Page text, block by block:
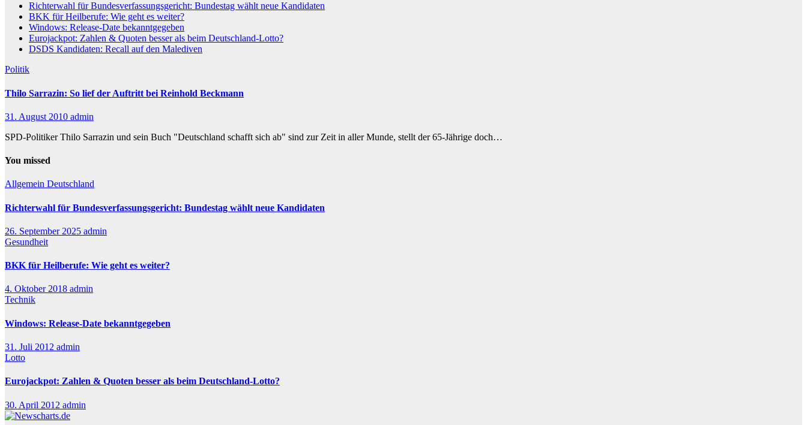
Richterwahl für Bundesverfassungsgericht: Bundestag wählt neue Kandidaten
BKK für Heilberufe: Wie geht es weiter?
Windows: Release-Date bekanntgegeben
Eurojackpot: Zahlen & Quoten besser als beim Deutschland-Lotto?
DSDS Kandidaten: Recall auf den Malediven
Politik
Thilo Sarrazin: So lief der Auftritt bei Reinhold Beckmann
31. August 2010 admin
SPD-Politiker Thilo Sarrazin und sein Buch "Deutschland schafft sich ab" sind zur Zeit in aller Munde, stellt der 65-Jährige doch…
You missed
Allgemein Deutschland
Richterwahl für Bundesverfassungsgericht: Bundestag wählt neue Kandidaten
26. September 2025 admin
Gesundheit
BKK für Heilberufe: Wie geht es weiter?
4. Oktober 2018 admin
Technik
Windows: Release-Date bekanntgegeben
31. Juli 2012 admin
Lotto
Eurojackpot: Zahlen & Quoten besser als beim Deutschland-Lotto?
30. April 2012 admin